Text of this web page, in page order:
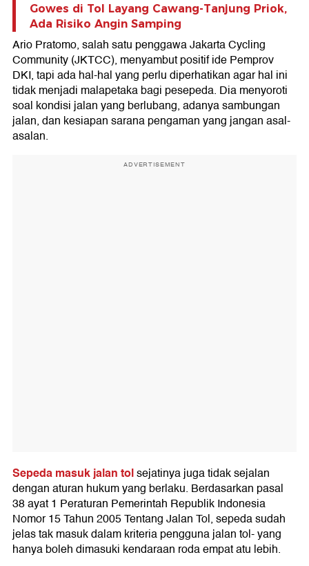
Gowes di Tol Layang Cawang-Tanjung Priok,
Ada Risiko Angin Samping
Ario Pratomo, salah satu penggawa Jakarta Cycling
Community (JKTCC), menyambut positif ide Pemprov
DKI, tapi ada hal-hal yang perlu diperhatikan agar hal ini
tidak menjadi malapetaka bagi pesepeda. Dia menyoroti
soal kondisi jalan yang berlubang, adanya sambungan
jalan, dan kesiapan sarana pengaman yang jangan asal-
asalan.
ADVERTISEMENT
Sepeda masuk jalan tolsejatinya juga tidak sejalan
dengan aturan hukum yang berlaku. Berdasarkan pasal
38 ayat 1 Peraturan Pemerintah Republik Indonesia
Nomor 15 Tahun 2005 Tentang Jalan Tol, sepeda sudah
jelas tak masuk dalam kriteria pengguna jalan tol- yang
hanya boleh dimasuki kendaraan roda empat atu lebih.